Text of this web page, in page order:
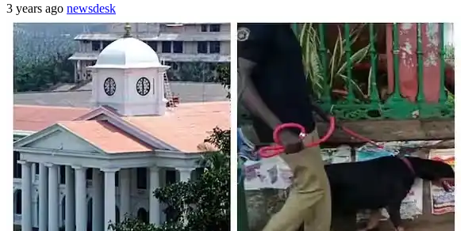
3 years ago newsdesk